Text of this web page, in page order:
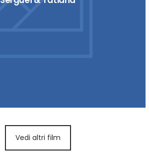
Vedi altri film